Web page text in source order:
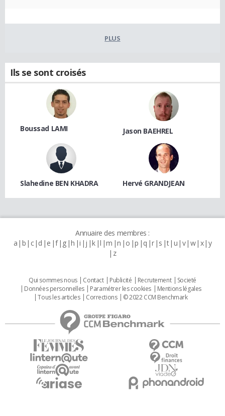
PLUS
Ils se sont croisés
Boussad LAMI Jason BAEHREL
Slahedine BEN KHADRA Hervé GRANDJEAN
Annuaire des membres :
a b c d e f g h i j k l m n o p q r s t u v w x y
z
Qui sommes nous Contact Publicité Recrutement
Societé
Données personnelles
Paramétrer les cookies
Mentions légales
Tous les articles
Corrections © 2022 CCM Benchmark